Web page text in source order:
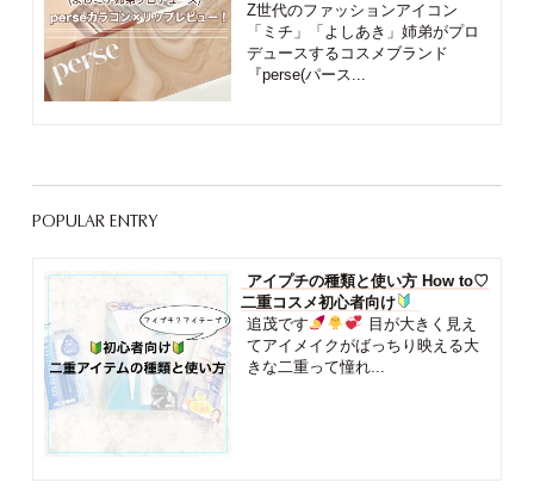
Z世代のファッションアイコン
「ミチ」「よしあき」姉弟がプロ
デュースするコスメブランド
『perse(パース...
POPULAR ENTRY
アイプチの種類と使い方 How to♡
二重コスメ初心者向け
追茂です
目が大きく見え
てアイメイクがばっちり映える大
きな二重って憧れ...